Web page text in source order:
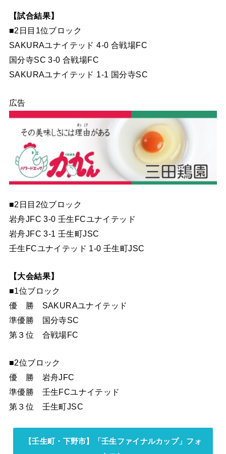
【試合結果】
■2日目1位ブロック
SAKURAユナイテッド 4-0 合戦場FC
国分寺SC 3-0 合戦場FC
SAKURAユナイテッド 1-1 国分寺SC
広告
■2日目2位ブロック
岩舟JFC 3-0 壬生FCユナイテッド
岩舟JFC 3-1 壬生町JSC
壬生FCユナイテッド 1-0 壬生町JSC
【大会結果】
■1位ブロック
優 勝 SAKURAユナイテッド
準優勝 国分寺SC
第３位 合戦場FC
■2位ブロック
優 勝 岩舟JFC
準優勝 壬生FCユナイテッド
第３位 壬生町JSC
【壬生町・下野市】「壬生ファイナルカップ」フォ